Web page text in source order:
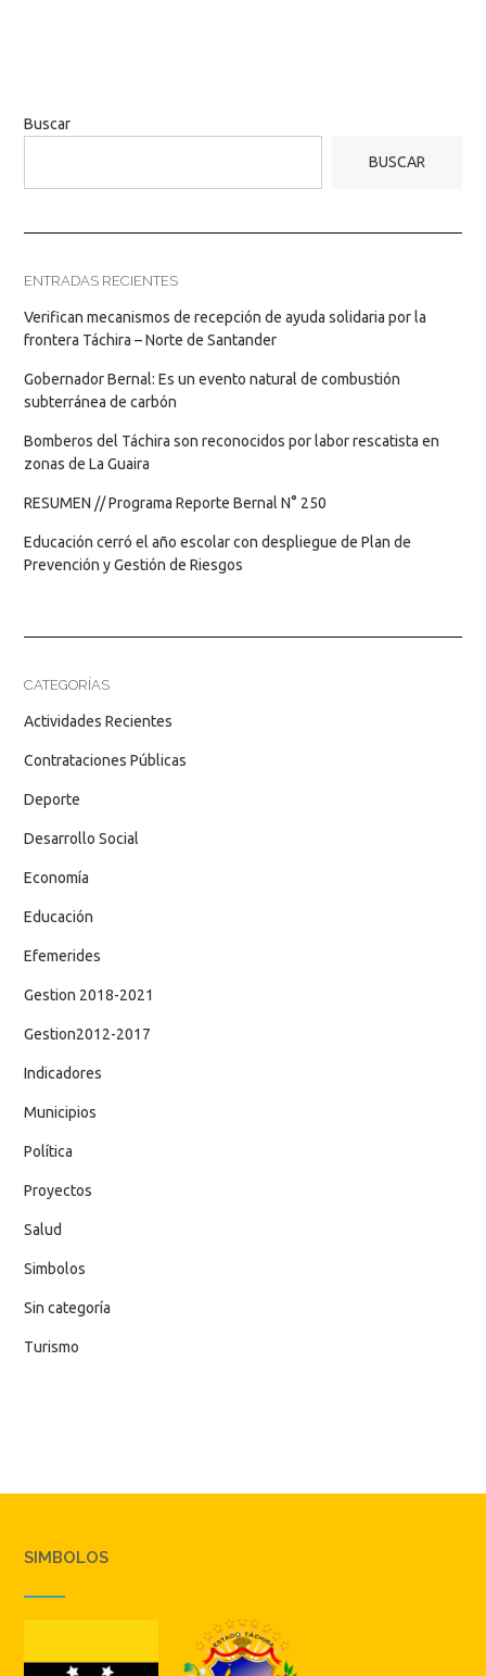
Buscar
BUSCAR
ENTRADAS RECIENTES
Verifican mecanismos de recepción de ayuda solidaria por la
frontera Táchira – Norte de Santander
Gobernador Bernal: Es un evento natural de combustión
subterránea de carbón
Bomberos del Táchira son reconocidos por labor rescatista en
zonas de La Guaira
RESUMEN // Programa Reporte Bernal N° 250
Educación cerró el año escolar con despliegue de Plan de
Prevención y Gestión de Riesgos
CATEGORÍAS
Actividades Recientes
Contrataciones Públicas
Deporte
Desarrollo Social
Economía
Educación
Efemerides
Gestion 2018-2021
Gestion2012-2017
Indicadores
Municipios
Política
Proyectos
Salud
Simbolos
Sin categoría
Turismo
SIMBOLOS